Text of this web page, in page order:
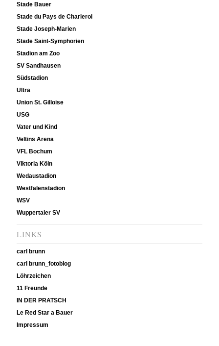
Stade Bauer
Stade du Pays de Charleroi
Stade Joseph-Marien
Stade Saint-Symphorien
Stadion am Zoo
SV Sandhausen
Südstadion
Ultra
Union St. Gilloise
USG
Vater und Kind
Veltins Arena
VFL Bochum
Viktoria Köln
Wedaustadion
Westfalenstadion
WSV
Wuppertaler SV
LINKS
carl brunn
carl brunn_fotoblog
Löhrzeichen
11 Freunde
IN DER PRATSCH
Le Red Star a Bauer
Impressum